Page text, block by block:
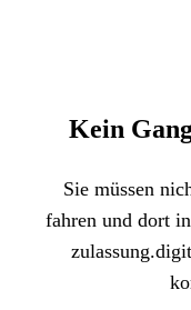
Kein
Sie müssen
fahren und dort